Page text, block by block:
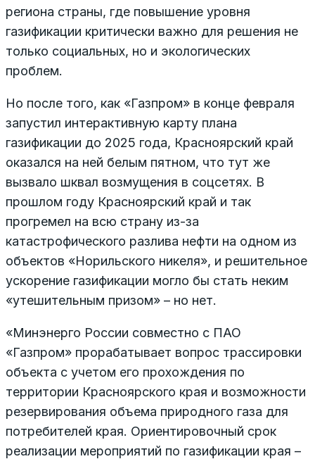
региона страны, где повышение уровня
газификации критически важно для решения не
только социальных, но и экологических
проблем.
Но после того, как «Газпром» в конце февраля
запустил интерактивную карту плана
газификации до 2025 года, Красноярский край
оказался на ней белым пятном, что тут же
вызвало шквал возмущения в соцсетях. В
прошлом году Красноярский край и так
прогремел на всю страну из-за
катастрофического разлива нефти на одном из
объектов «Норильского никеля», и решительное
ускорение газификации могло бы стать неким
«утешительным призом» – но нет.
«Минэнерго России совместно с ПАО
«Газпром» прорабатывает вопрос трассировки
объекта с учетом его прохождения по
территории Красноярского края и возможности
резервирования объема природного газа для
потребителей края. Ориентировочный срок
реализации мероприятий по газификации края –